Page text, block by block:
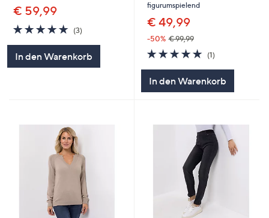
€ 59,99
5.0
von
(3)3
In den Warenkorb
figurumspielend
€ 49,99
-50% € 99,99
5.0
von
(1)1
In den Warenkorb